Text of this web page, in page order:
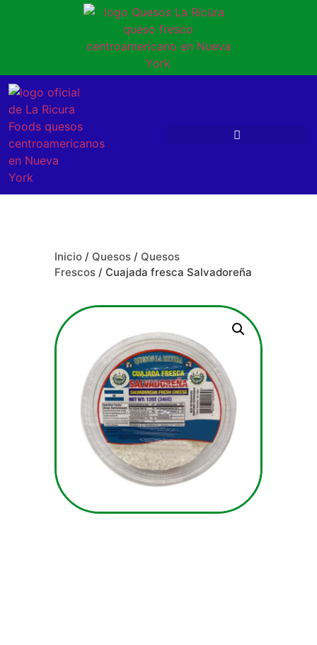
Inicio / Quesos / Quesos
Frescos / Cuajada fresca Salvadoreña